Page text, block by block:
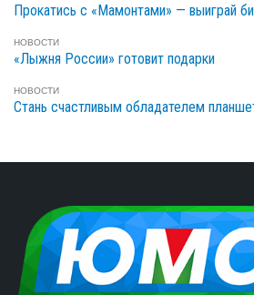
Прокатись с «Мамонтами» — выиграй
НОВОСТИ
«Лыжня России» готовит подарки
НОВОСТИ
Стань счастливым обладателем